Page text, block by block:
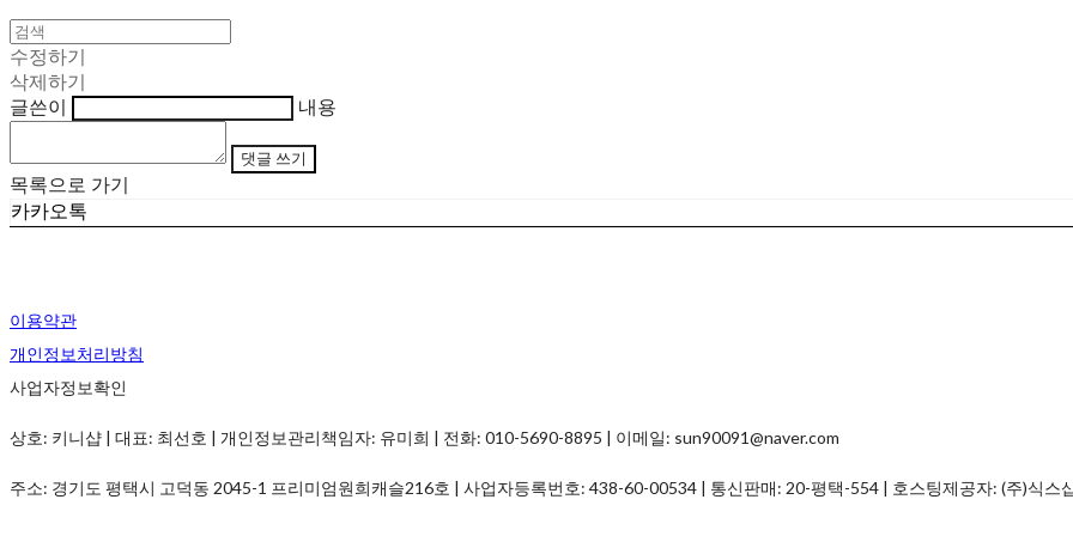
수정하기
삭제하기
글쓴이
내용
댓글 쓰기
목록으로 가기
카카오톡
이용약관
개인정보처리방침
사업자정보확인
상호: 키니샵 | 대표: 최선호 | 개인정보관리책임자: 유미희 | 전화: 010-5690-8895 | 이메일: sun90091@naver.com
주소: 경기도 평택시 고덕동 2045-1 프리미엄원희캐슬216호 | 사업자등록번호: 438-60-00534 | 통신판매: 20-평택-554 | 호스팅제공자: (주)식스